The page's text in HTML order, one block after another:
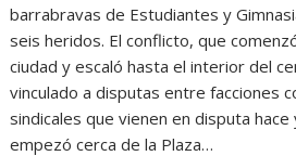
barrabravas de Estudiantes y
seis heridos. El conflicto, que
ciudad y escaló hasta el interior del
vinculado a disputas entre facciones
sindicales que vienen en disputa
empezó cerca de la Plaza…